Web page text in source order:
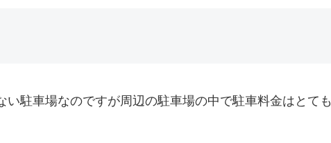
駐車場なのですが周辺の駐車場の中で駐車料金はとても